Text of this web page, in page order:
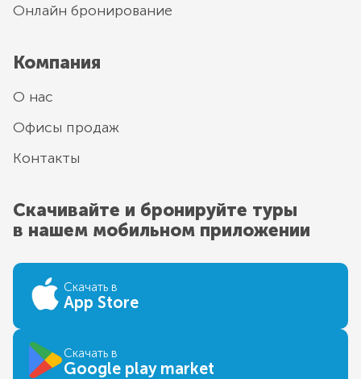
Онлайн бронирование
Компания
О нас
Офисы продаж
Контакты
Скачивайте и бронируйте туры
в нашем мобильном приложении
Скачать в
App Store
Скачать в
Google play market